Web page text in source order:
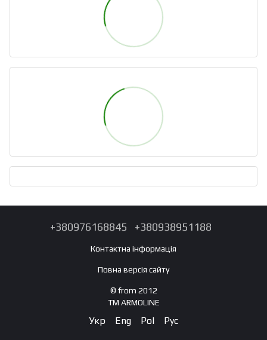
+380976168845 +380938951188
Контактна інформація
Повна версія сайту
© from 2012
TM ARMOLINE
Укр Eng Pol Рус